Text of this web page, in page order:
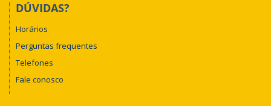
DÚVIDAS?
Horários
Perguntas frequentes
Telefones
Fale conosco